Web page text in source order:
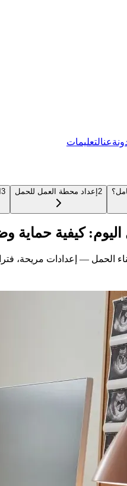
عنالتعليمات
2 إعداد محطة العمل للحمل 3
كيفية
الحمل — إعدادات مريحة،